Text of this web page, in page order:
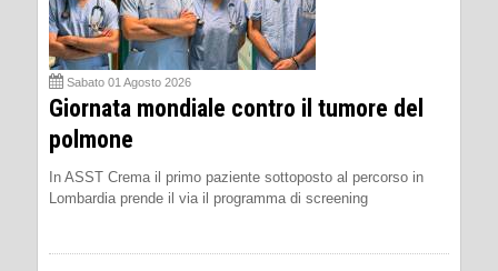
Sabato 01 Agosto 2026
Giornata mondiale contro il tumore del
polmone
In ASST Crema il primo paziente sottoposto al percorso in
Lombardia prende il via il programma di screening